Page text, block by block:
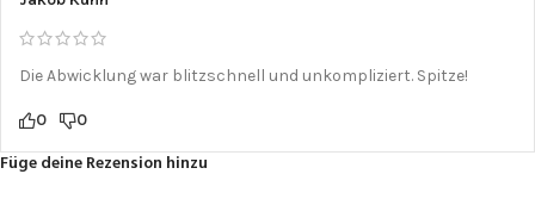
Die Abwicklung war blitzschnell und unkompliziert. Spitze!
0 0
Füge deine Rezension hinzu